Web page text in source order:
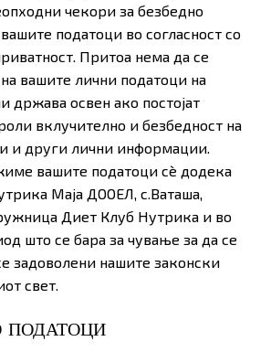
чекори за безбедно
податоци во согласност со
Притоа нема да се
вашите лични податоци на
држава освен ако постојат
вклучително и безбедност на
и други лични информации.
вашите податоци сè додека
Маја ДООЕЛ, с.Ваташа,
Диет Клуб Нутрика и во
што се бара за чување за да се
задоволени нашите законски
свет.
ПОДАТОЦИ